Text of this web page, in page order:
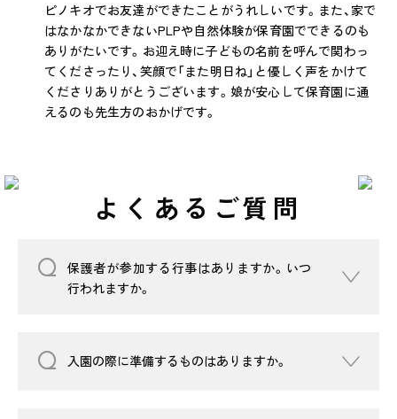
ピノキオでお友達ができたことがうれしいです。また、家で
はなかなかできないPLPや自然体験が保育園でできるのも
ありがたいです。お迎え時に子どもの名前を呼んで関わっ
てくださったり、笑顔で「また明日ね」と優しく声をかけて
くださりありがとうございます。娘が安心して保育園に通
えるのも先生方のおかげです。
よくあるご質問
保護者が参加する行事はありますか。いつ
行われますか。
入園の際に準備するものはありますか。